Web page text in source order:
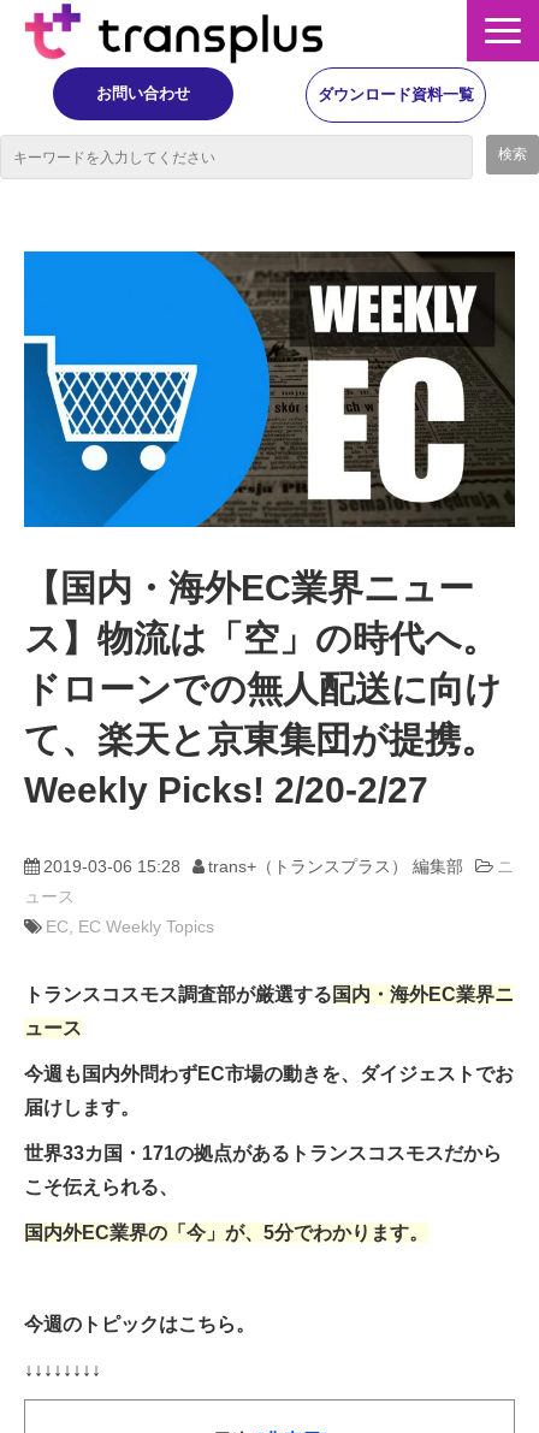
お問い合わせ ダウンロード資料一覧
イベント・レポート
ニュース
コラム
事例
動画
trans-DXプロデューサー
【国内・海外EC業界ニュー
ス】物流は「空」の時代へ。
ドローンでの無人配送に向け
て、楽天と京東集団が提携。
Weekly Picks! 2/20-2/27
2019-03-06 15:28 trans+（トランスプラス） 編集部
ニ
ュース
EC EC Weekly Topics
トランスコスモス調査部が厳選する 国内・海外EC業界ニ
ュース
今週も国内外問わずEC市場の動きを、ダイジェストでお
届けします。
世界33カ国・171の拠点があるトランスコスモスだから
こそ伝えられる、
国内外EC業界の「今」が、5分でわかります。
今週のトピックはこちら。
↓↓↓↓↓↓↓↓